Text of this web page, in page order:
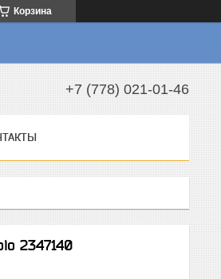
Корзина
+7 (778) 021-01-46
2347140